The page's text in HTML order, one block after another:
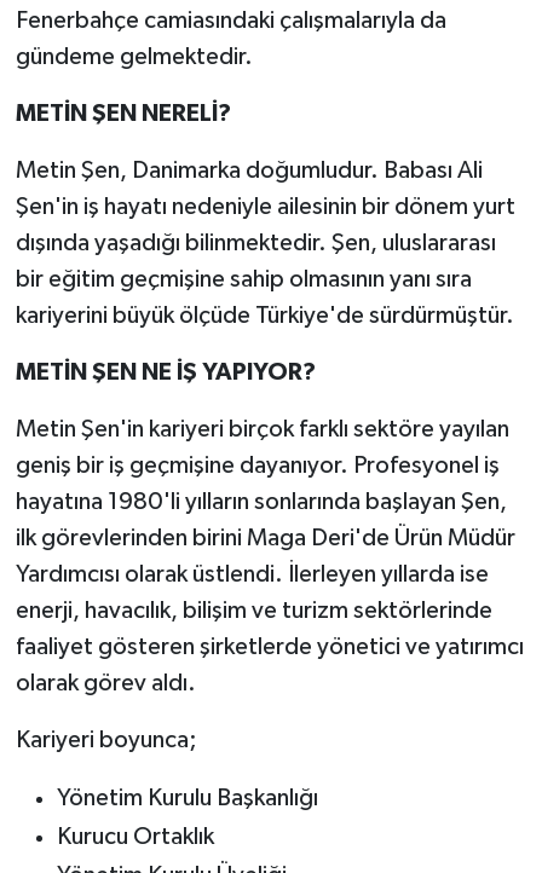
Fenerbahçe camiasındaki çalışmalarıyla da
gündeme gelmektedir.
METİN ŞEN NERELİ?
Metin Şen, Danimarka doğumludur. Babası Ali
Şen'in iş hayatı nedeniyle ailesinin bir dönem yurt
dışında yaşadığı bilinmektedir. Şen, uluslararası
bir eğitim geçmişine sahip olmasının yanı sıra
kariyerini büyük ölçüde Türkiye'de sürdürmüştür.
METİN ŞEN NE İŞ YAPIYOR?
Metin Şen'in kariyeri birçok farklı sektöre yayılan
geniş bir iş geçmişine dayanıyor. Profesyonel iş
hayatına 1980'li yılların sonlarında başlayan Şen,
ilk görevlerinden birini Maga Deri'de Ürün Müdür
Yardımcısı olarak üstlendi. İlerleyen yıllarda ise
enerji, havacılık, bilişim ve turizm sektörlerinde
faaliyet gösteren şirketlerde yönetici ve yatırımcı
olarak görev aldı.
Kariyeri boyunca;
Yönetim Kurulu Başkanlığı
Kurucu Ortaklık